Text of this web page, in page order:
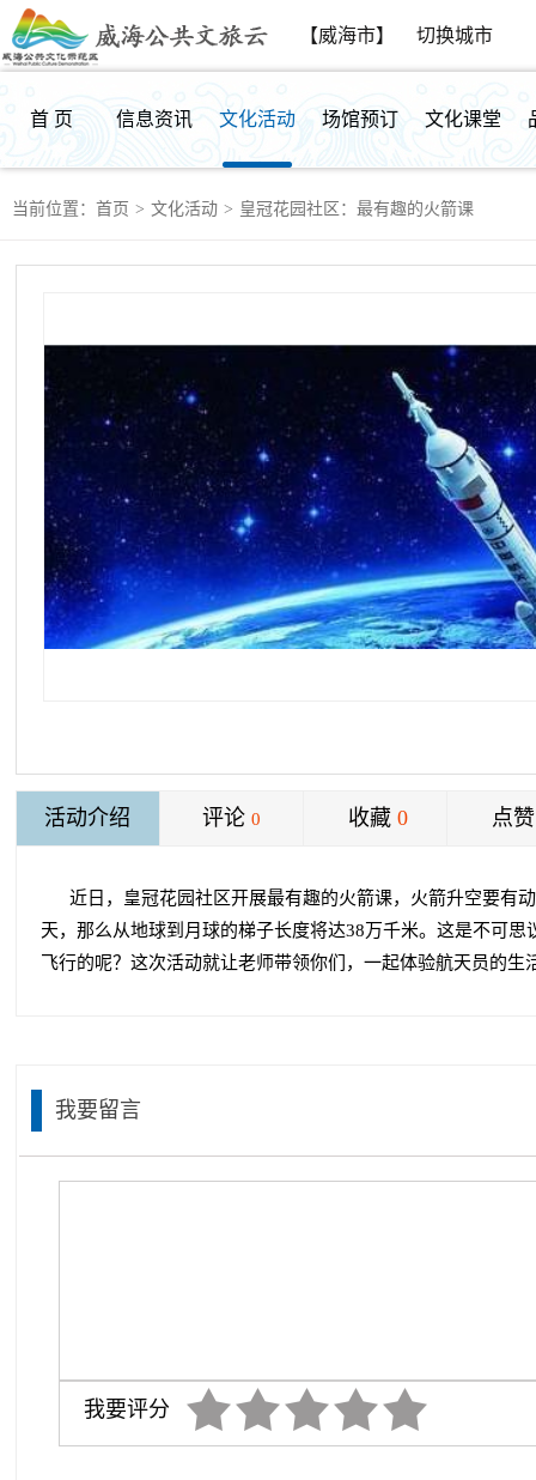
【威海市】 切换城市
首 页 信息资讯 文化活动 场馆预订 文化课堂
群众反馈
当前位置： 首页 > 文化活动 > 皇冠花园社区：最有趣的火箭课
活动介绍 评论 0 收藏 0 点赞
近日，皇冠花园社区开展最有趣的火箭课，火箭升空要有
天，那么从地球到月球的梯子长度将达38万千米。这是不可
飞行的呢？这次活动就让老师带领你们，一起体验航天员的
我要留言
我要评分